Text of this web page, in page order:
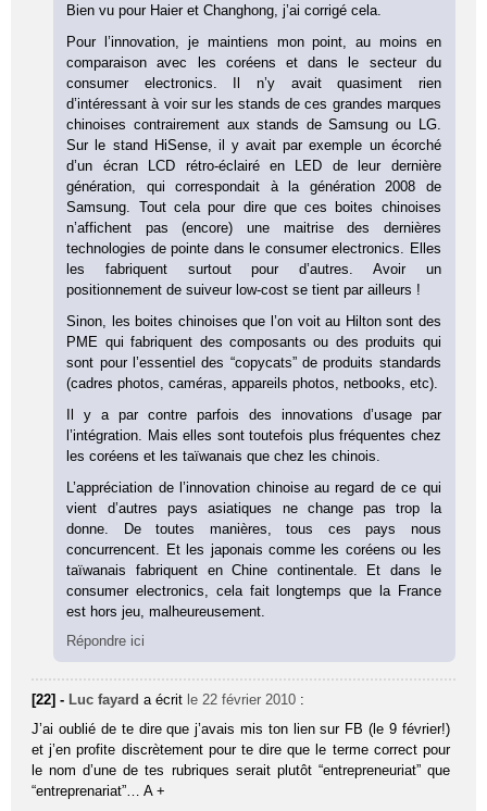
Bien vu pour Haier et Changhong, j’ai corrigé cela.
Pour l’innovation, je maintiens mon point, au moins en
comparaison avec les coréens et dans le secteur du
consumer electronics. Il n’y avait quasiment rien
d’intéressant à voir sur les stands de ces grandes marques
chinoises contrairement aux stands de Samsung ou LG.
Sur le stand HiSense, il y avait par exemple un écorché
d’un écran LCD rétro-éclairé en LED de leur dernière
génération, qui correspondait à la génération 2008 de
Samsung. Tout cela pour dire que ces boites chinoises
n’affichent pas (encore) une maitrise des dernières
technologies de pointe dans le consumer electronics. Elles
les fabriquent surtout pour d’autres. Avoir un
positionnement de suiveur low-cost se tient par ailleurs !
Sinon, les boites chinoises que l’on voit au Hilton sont des
PME qui fabriquent des composants ou des produits qui
sont pour l’essentiel des “copycats” de produits standards
(cadres photos, caméras, appareils photos, netbooks, etc).
Il y a par contre parfois des innovations d’usage par
l’intégration. Mais elles sont toutefois plus fréquentes chez
les coréens et les taïwanais que chez les chinois.
L’appréciation de l’innovation chinoise au regard de ce qui
vient d’autres pays asiatiques ne change pas trop la
donne. De toutes manières, tous ces pays nous
concurrencent. Et les japonais comme les coréens ou les
taïwanais fabriquent en Chine continentale. Et dans le
consumer electronics, cela fait longtemps que la France
est hors jeu, malheureusement.
Répondre ici
[22] - Luc fayard a écrit le 22 février 2010 :
J’ai oublié de te dire que j’avais mis ton lien sur FB (le 9 février!)
et j’en profite discrètement pour te dire que le terme correct pour
le nom d’une de tes rubriques serait plutôt “entrepreneuriat” que
“entreprenariat”… A +